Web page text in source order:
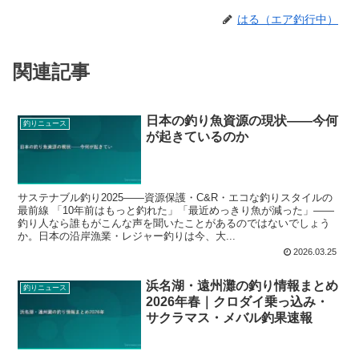
はる（エア釣行中）
関連記事
釣りニュース
日本の釣り魚資源の現状——今何
が起きているのか
サステナブル釣り2025——資源保護・C&R・エコな釣りスタイルの
最前線 「10年前はもっと釣れた」「最近めっきり魚が減った」——
釣り人なら誰もがこんな声を聞いたことがあるのではないでしょう
か。日本の沿岸漁業・レジャー釣りは今、大...
2026.03.25
釣りニュース
浜名湖・遠州灘の釣り情報まとめ
2026年春｜クロダイ乗っ込み・
サクラマス・メバル釣果速報